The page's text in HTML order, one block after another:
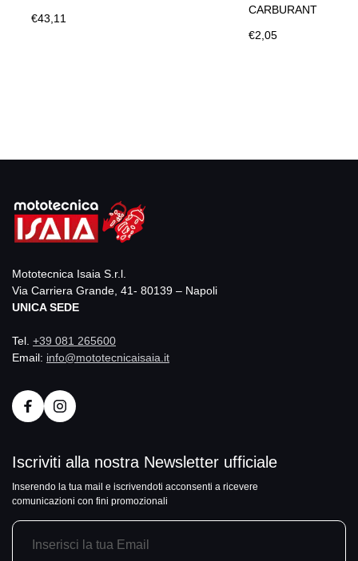
€43,11
CARBURANT
€2,05
Mototecnica Isaia S.r.l.
Via Carriera Grande, 41- 80139 – Napoli
UNICA SEDE
Tel. +39 081 265600
Email: info@mototecnicaisaia.it
Iscriviti alla nostra Newsletter ufficiale
Inserendo la tua mail e iscrivendoti acconsenti a ricevere
comunicazioni con fini promozionali